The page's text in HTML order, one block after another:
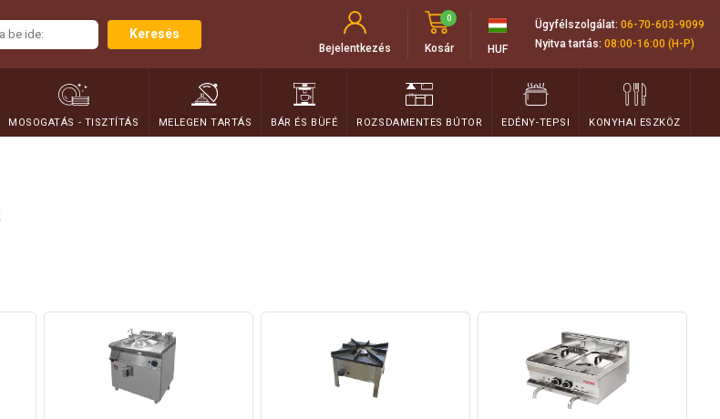
Keresés
Bejelentkezés Kosár
0
HUF
Ügyfélszolgálat: 06-70-603-9099
Nyitva tartás: 08:00-16:00 (H-P)
MOSOGATÁS - TISZTÍTÁS MELEGEN TARTÁS BÁR ÉS BÜFÉ ROZSDAMENTES BÚTOR EDÉNY-TEPSI KONYHAI ESZKÖZ